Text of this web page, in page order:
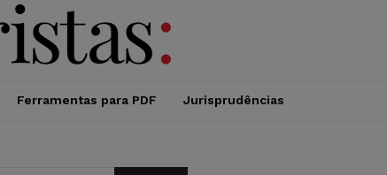
Ferramentas para PDF Jurisprudências